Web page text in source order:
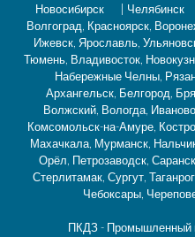
Новосибирск
| Челябинск
Волгоград, Красноярск,
Ижевск, Ярославль,
Тюмень, Владивосток,
Набережные Челны,
Архангельск, Белгород,
Волжский, Вологда,
Комсомольск-на-Амуре,
Махачкала, Мурманск,
Орёл, Петрозаводск,
Стерлитамак, Сургут,
Чебоксары,
ПКДЗ - Промышленный